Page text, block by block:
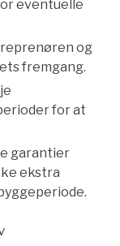
eventuelle
og
fremgang.
for at
garantier
ekstra